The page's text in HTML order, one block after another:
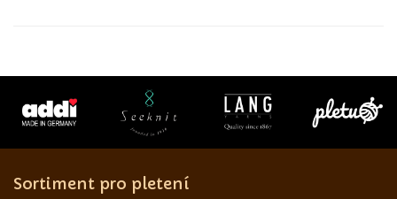
Sortiment pro pletení